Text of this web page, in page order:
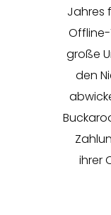
Jahres
große
den
ihrer